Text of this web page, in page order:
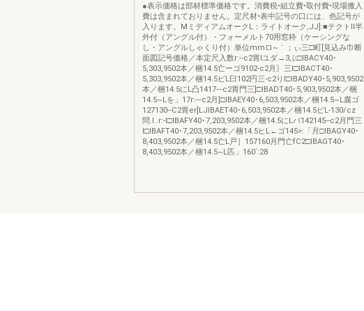
●表示価格は部材標準価格です。消費税•組立費•取付費•現場搬入
費は含まれておりません。定尺材•表中記号の口には、色記号が
入ります。MミディアムオークL：ライトオーク,JJ]:■テクトlI半
外付（アングル付）・フォーメルト70用窓枠（ケーシングな
し・アングルしゃくり付）単位mmロ~｀；ぃ三□町[見込み巾断
面図記号価格／本定尺入数r:--c2胃Iユダ→3ぷ□IBACY40･
5,303,9502本／梱14.5亡ーゴ9102-c2月〗三I□IBACT40･
5,303,9502本／梱14.5ピL臼102円三-c2りI□IBADY40･5,903,9502
本／梱14.5にL凸1417---c2胃門三]□IBADT40･5,903,9502本／梱
14.5~Lを」17r:---c2月]□IBAEY40･6,503,9502本／梱14.5~L腐ゴ
127130--C2胃er]LJIBAET40･6,503,9502本／梱14.5ピL-130/cz
問.I..r:-l□IBAFY40･7,203,9502本／梱14.5にLバ142145--c2月門三
I□IBAFT40･7,203,9502本／梱14.5ヒL←ゴ145>:「月□IBAGY40･
8,403,9502本／梱14.5亡L戸］157160月門亡fC2□IBAGT40･
8,403,9502本／梱14.5~L匹」160`:28